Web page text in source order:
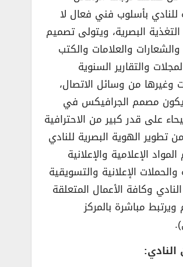
للنادي بأسلوب فني فعال لا
البصرية، ويتولى تصميم
والشعارات والعلامات والكتب
والتقارير السنوية
وغيرها من وسائل الاتصال،
مصمم الجرافيكس في
على قدر كبير من الاحترافية
تطوير الهوية البصرية للنادي
الإعلامية والإعلانية
والحملات الإعلانية والتسويقية
وكافة الأعمال المتعلقة
ويرتبط مباشرة بالمركز